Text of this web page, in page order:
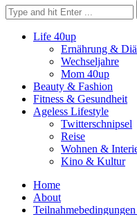
Life 40up
Ernährung &
Wechseljahre
Mom 40up
Beauty & Fashion
Fitness & Gesundheit
Ageless Lifestyle
Twitterschnipsel
Reise
Wohnen &
Kino & Kultur
Home
About